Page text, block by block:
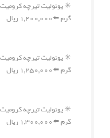
گرم ⬅️۱,۲۰۰,۰۰۰ ریال
گرم ⬅️۱,۲۵۰,۰۰۰ ریال
گرم ⬅️۱,۳۰۰,۰۰۰ ریال